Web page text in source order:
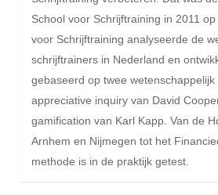
School voor Schrijftraining in 2011
voor Schrijftraining analyseerde de
schrijftrainers in Nederland en
gebaseerd op twee wetenschappelijk
appreciative inquiry van David
gamification van Karl Kapp. Van de
Arnhem en Nijmegen tot het
methode is in de praktijk getest.